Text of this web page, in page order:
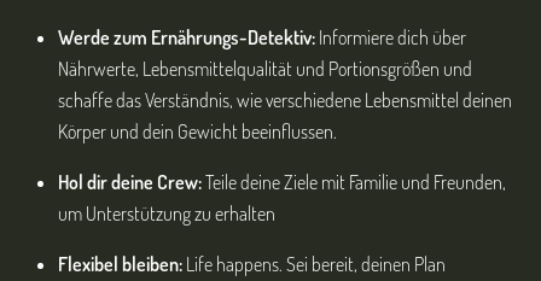
Werde zum Ernährungs-Detektiv: Informiere dich über
Nährwerte, Lebensmittelqualität und Portionsgrößen und
schaffe das Verständnis, wie verschiedene Lebensmittel deinen
Körper und dein Gewicht beeinflussen.
Hol dir deine Crew:Teile deine Ziele mit Familie und Freunden,
um Unterstützung zu erhalten
Flexibel bleiben: Life happens. Sei bereit, deinen Plan